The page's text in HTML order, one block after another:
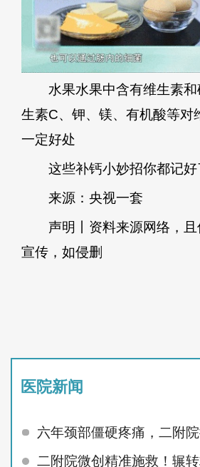
水果水果中含有维生素和
生素C、钾、镁、有机酸等对
一定好处
这些补钙小妙招你都记好
来源：央视一套
声明丨资料来源网络，且
宣传，如侵删
医院新闻
六年颈部僵硬疼痛，二附院微
二附院微创精准施救！辗转求医重症